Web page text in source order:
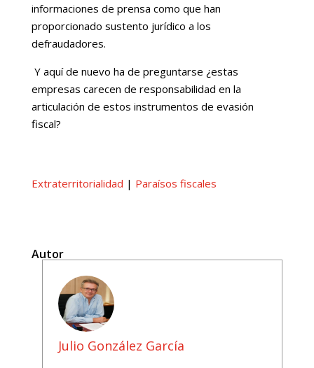
informaciones de prensa como que han
proporcionado sustento jurídico a los
defraudadores.
Y aquí de nuevo ha de preguntarse ¿estas
empresas carecen de responsabilidad en la
articulación de estos instrumentos de evasión
fiscal?
Extraterritorialidad | Paraísos fiscales
Autor
Julio González García